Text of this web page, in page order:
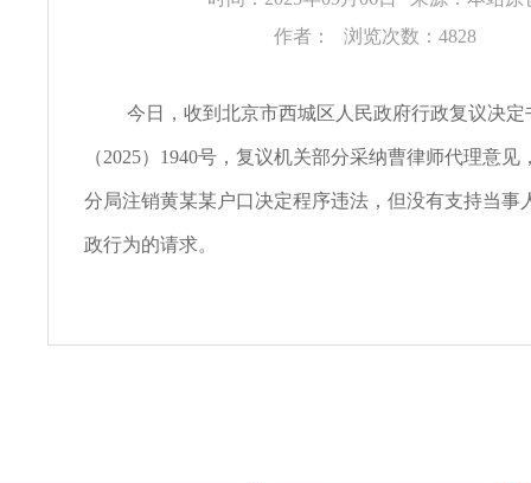
作者：
浏览次数：4828
今日，收到北京市西城区人民政府行政复议决定
（2025）1940号，复议机关部分采纳曹律师代理意
分局注销黄某某户口决定程序违法，但没有支持当事
政行为的请求。